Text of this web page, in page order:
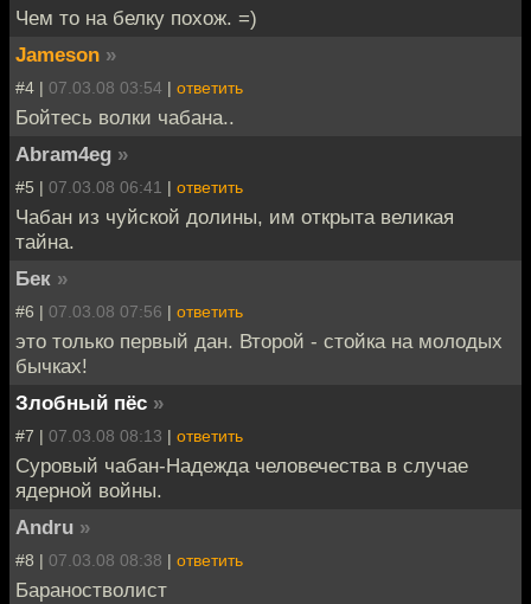
Чем то на белку похож. =)
Jameson »
#4 | 07.03.08 03:54 | ответить
Бойтесь волки чабана..
Abram4eg »
#5 | 07.03.08 06:41 | ответить
Чабан из чуйской долины, им открыта великая
тайна.
Бек »
#6 | 07.03.08 07:56 | ответить
это только первый дан. Второй - стойка на молодых
бычках!
Злобный пёс »
#7 | 07.03.08 08:13 | ответить
Суровый чабан-Надежда человечества в случае
ядерной войны.
Andru »
#8 | 07.03.08 08:38 | ответить
Бараностволист